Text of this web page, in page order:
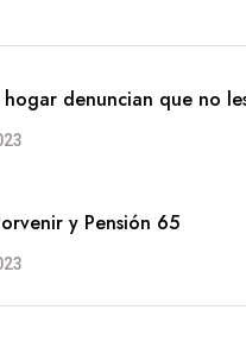
denuncian que no
y Pensión 65